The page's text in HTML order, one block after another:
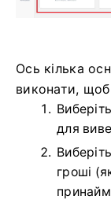
Ось кілька
виконати,
для
гроші